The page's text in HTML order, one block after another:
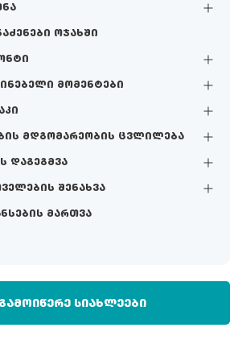
ოჯახში
მომენტები
მდგომარეობის ცვლილება
დაგეგმვა
შენახვა
მართვა
გამოიწერე სიახლეები